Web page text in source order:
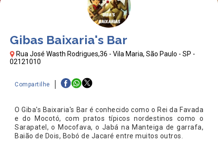
Gibas Baixaria's Bar
Rua José Wasth Rodrigues,36 - Vila Maria, São Paulo - SP -
02121010
Compartilhe
O Giba's Baixaria's Bar é conhecido como o Rei da Favada
e do Mocotó, com pratos típicos nordestinos como o
Sarapatel, o Mocofava, o Jabá na Manteiga de garrafa,
Baião de Dois, Bobó de Jacaré entre muitos outros.